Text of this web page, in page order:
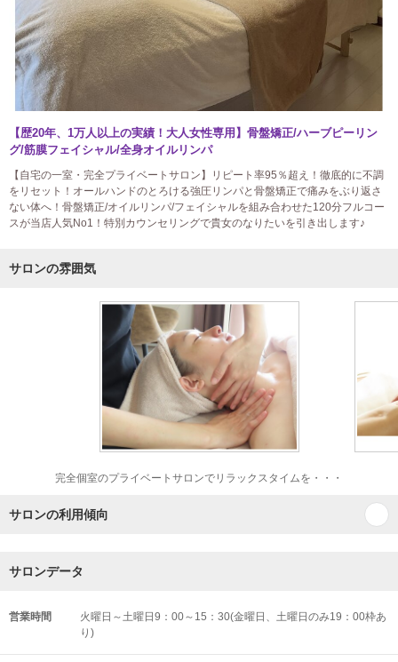
【歴20年、1万人以上の実績！大人女性専用】骨盤矯正/ハーブピーリン
グ/筋膜フェイシャル/全身オイルリンパ
【自宅の一室・完全プライベートサロン】リピート率95％超え！徹底的に不調
をリセット！オールハンドのとろける強圧リンパと骨盤矯正で痛みをぶり返さ
ない体へ！骨盤矯正/オイルリンパ/フェイシャルを組み合わせた120分フルコー
スが当店人気No1！特別カウンセリングで貴女のなりたいを引き出します♪
サロンの雰囲気
完全個室のプライベートサロンでリラックスタイムを・・・
サロンの利用傾向
サロンデータ
営業時間
火曜日～土曜日9：00～15：30(金曜日、土曜日のみ19：00枠あ
り)